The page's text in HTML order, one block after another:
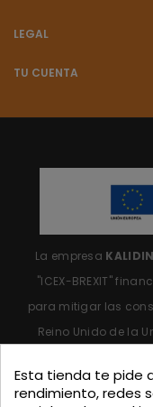
LEGAL
TU CUENTA
La empresa
"ICEX-BREXIT"
para mitigar las
Reino Unido de la
Esta tienda te pide
rendimiento, redes